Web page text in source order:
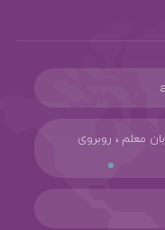
معلم ، روبروی